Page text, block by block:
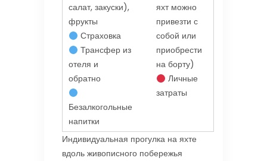
салат, закуски),
фрукты
Страховка
Трансфер из
отеля и
обратно
Безалкогольные
напитки
яхт можно
привезти с
собой или
приобрести
на борту)
Личные
затраты
Индивидуальная прогулка на яхте
вдоль живописного побережья